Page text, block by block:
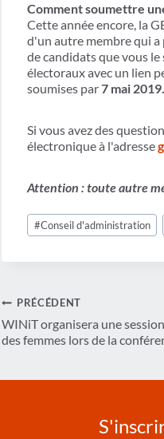
Comment soumettre
Cette année encore, la
d'un autre membre qui a
de candidats que vous
électoraux avec un lien
soumises par7 mai 2019.
Si vous avez des
électronique à l'adresse
Attention : toute autre
Étiquettes
de
publication :
#Conseil d'administration
Navigation
de
l’article
PRÉCÉDENT
WINiT organisera une
des femmes lors de la